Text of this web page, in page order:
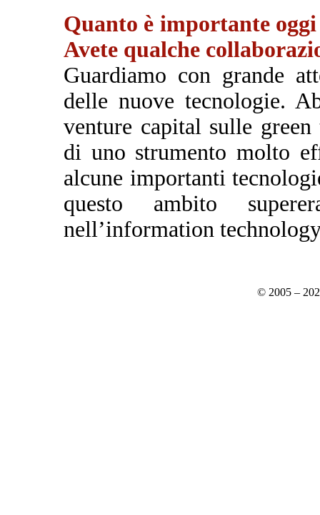
Quanto è importante
Avete qualche
Guardiamo con grande
delle nuove tecnologie.
venture capital sulle
di uno strumento molto
alcune importanti
questo ambito
nell’information
© 2005 –